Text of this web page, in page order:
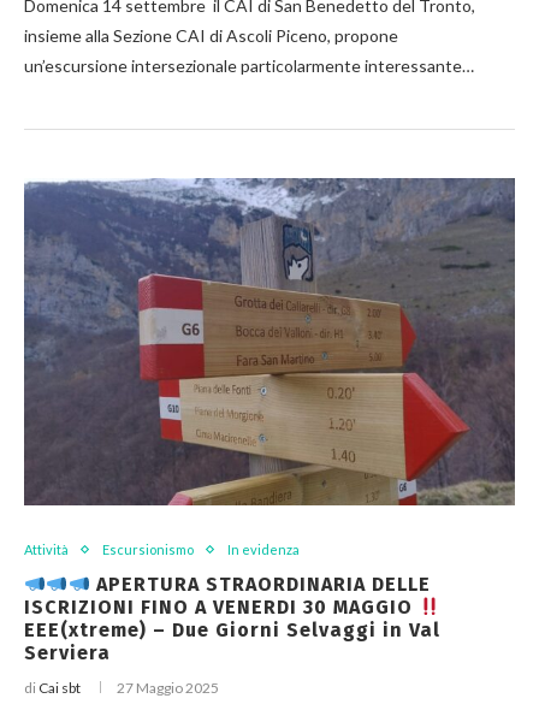
Domenica 14 settembre il CAI di San Benedetto del Tronto,
insieme alla Sezione CAI di Ascoli Piceno, propone
un’escursione intersezionale particolarmente interessante…
Attività Escursionismo In evidenza
APERTURA STRAORDINARIA DELLE
ISCRIZIONI FINO A VENERDI 30 MAGGIO
EEE(xtreme) – Due Giorni Selvaggi in Val
Serviera
di Cai sbt 27 Maggio 2025